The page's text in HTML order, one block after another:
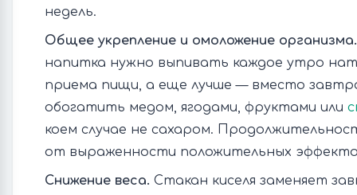
недель.
Общее укрепление и омоложение организма.
напитка нужно выпивать каждое утро
приема пищи, а еще лучше — вместо
обогатить медом, ягодами, фруктами или
коем случае не сахаром.
от выраженности положительных
Снижение веса. Стакан киселя заменяет